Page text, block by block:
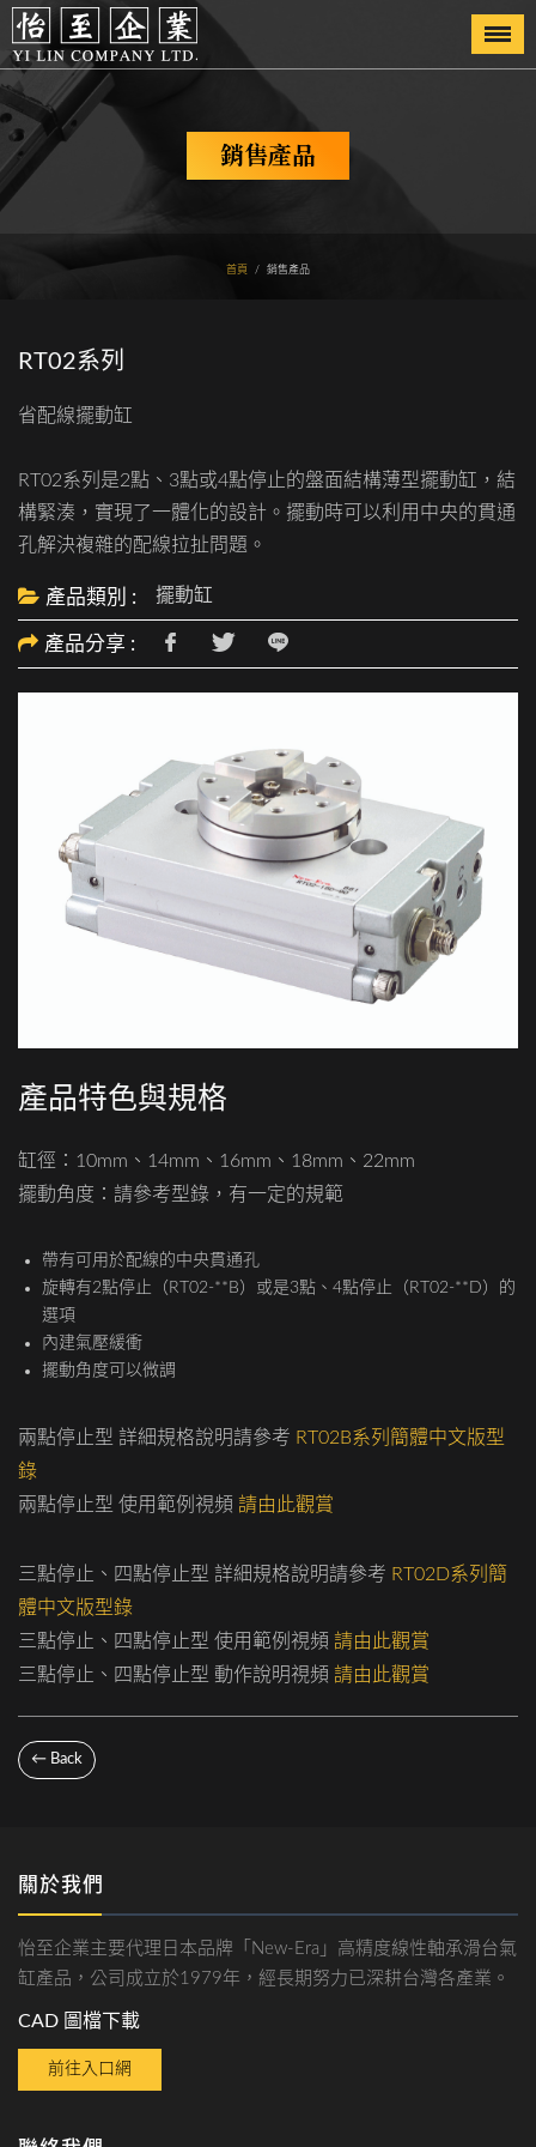
銷售產品
首頁 / 銷售產品
RT02系列
省配線擺動缸
RT02系列是2點、3點或4點停止的盤面結構薄型擺動缸，結
構緊湊，實現了一體化的設計。擺動時可以利用中央的貫通
孔解決複雜的配線拉扯問題。
產品類別 : 擺動缸
產品分享 :
產品特色與規格
缸徑：10mm、14mm、16mm、18mm、22mm
擺動角度：請參考型錄，有一定的規範
帶有可用於配線的中央貫通孔
旋轉有2點停止（RT02-**B）或是3點、4點停止（RT02-**D）的
選項
內建氣壓緩衝
擺動角度可以微調
兩點停止型 詳細規格說明請參考 RT02B系列簡體中文版型
錄
兩點停止型 使用範例視頻 請由此觀賞
三點停止、四點停止型 詳細規格說明請參考 RT02D系列簡
體中文版型錄
三點停止、四點停止型 使用範例視頻 請由此觀賞
三點停止、四點停止型 動作說明視頻 請由此觀賞
← Back
關於我們
怡至企業主要代理日本品牌「New-Era」高精度線性軸承滑台氣
缸產品，公司成立於1979年，經長期努力已深耕台灣各產業。
CAD 圖檔下載
前往入口網